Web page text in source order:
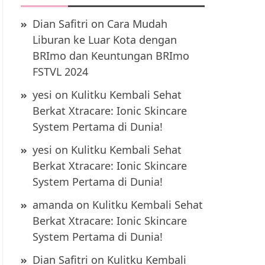
Dian Safitri on Cara Mudah
Liburan ke Luar Kota dengan
BRImo dan Keuntungan BRImo
FSTVL 2024
yesi on Kulitku Kembali Sehat
Berkat Xtracare: Ionic Skincare
System Pertama di Dunia!
yesi on Kulitku Kembali Sehat
Berkat Xtracare: Ionic Skincare
System Pertama di Dunia!
amanda on Kulitku Kembali Sehat
Berkat Xtracare: Ionic Skincare
System Pertama di Dunia!
Dian Safitri on Kulitku Kembali